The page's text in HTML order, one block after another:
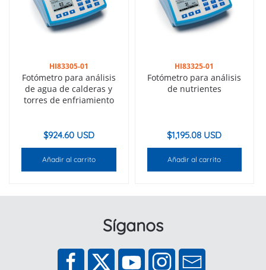
HI83305-01
Fotómetro para análisis
de agua de calderas y
torres de enfriamiento
$924.60 USD
Añadir al carrito
HI83325-01
Fotómetro para análisis
de nutrientes
$1,195.08 USD
Añadir al carrito
Síganos